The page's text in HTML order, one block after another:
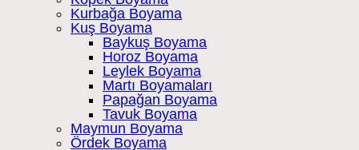
Kurbağa Boyama
Kuş Boyama
Baykuş Boyama
Horoz Boyama
Leylek Boyama
Martı Boyamaları
Papağan Boyama
Tavuk Boyama
Maymun Boyama
Ördek Boyama